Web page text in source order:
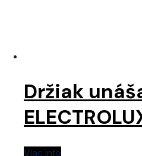
Držiak
Viac info